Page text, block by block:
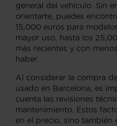
general del vehículo. Sin
orientarte, puedes
15,000 euros para
mayor uso, hasta los
más recientes y con
haber.
Al considerar la compra
usado en Barcelona, es
cuenta las revisiones
mantenimiento. Estos
en el precio, sino también